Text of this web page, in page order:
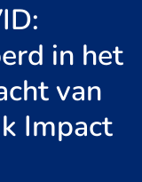
in het
van
Impact